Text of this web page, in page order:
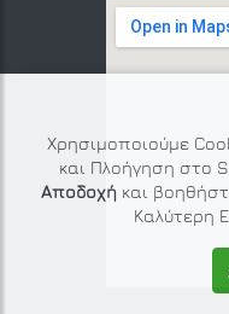
Χρησιμοποιούμε
και Πλοήγηση στο
Αποδοχήκαι
Καλύτερη